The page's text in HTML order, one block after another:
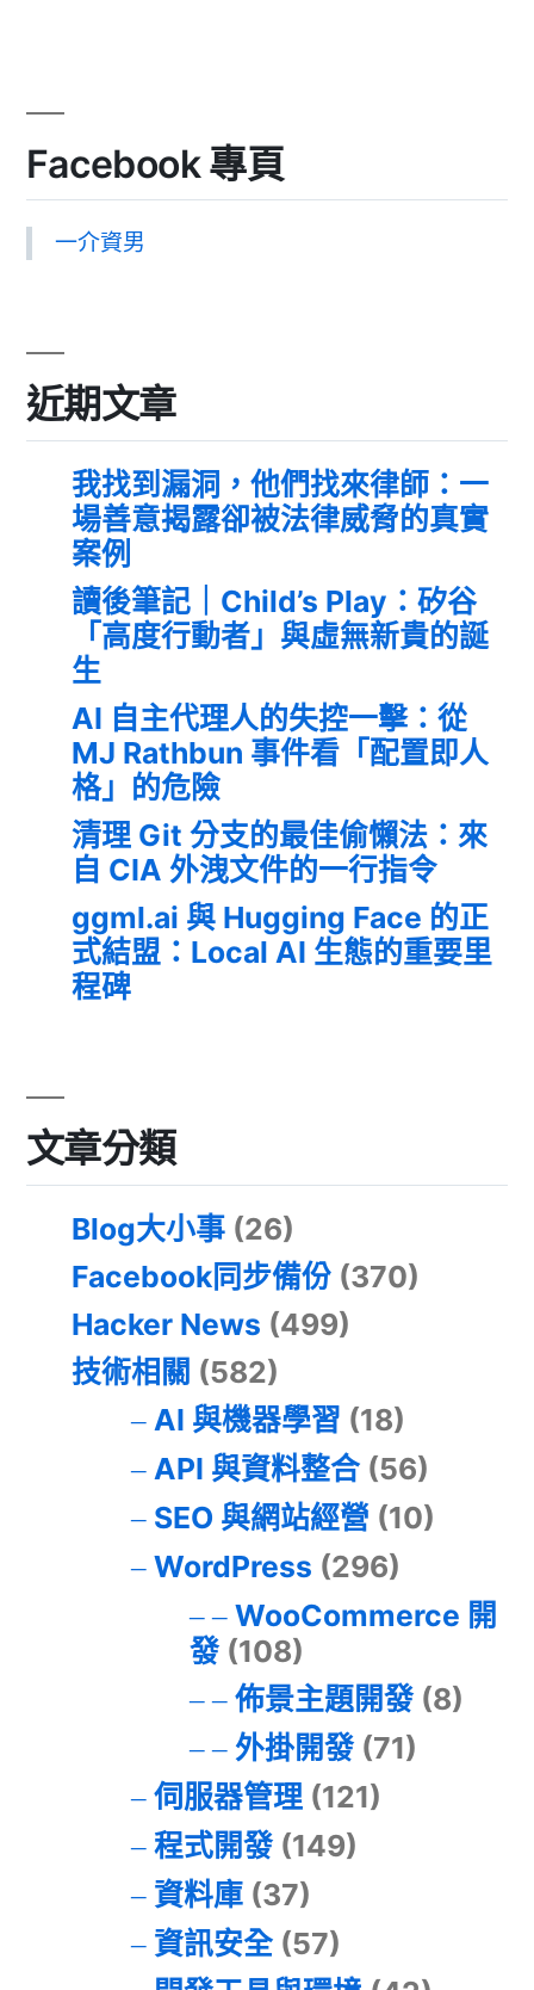
Facebook 專頁
一介資男
近期文章
我找到漏洞，他們找來律師：一
場善意揭露卻被法律威脅的真實
案例
讀後筆記｜Child’s Play：矽谷
「高度行動者」與虛無新貴的誕
生
AI 自主代理人的失控一擊：從
MJ Rathbun 事件看「配置即人
格」的危險
清理 Git 分支的最佳偷懶法：來
自 CIA 外洩文件的一行指令
ggml.ai 與 Hugging Face 的正
式結盟：Local AI 生態的重要里
程碑
文章分類
Blog大小事 (26)
Facebook同步備份 (370)
Hacker News (499)
技術相關 (582)
AI 與機器學習 (18)
API 與資料整合(56)
SEO 與網站經營 (10)
WordPress (296)
WooCommerce 開
發(108)
佈景主題開發(8)
外掛開發(71)
伺服器管理(121)
程式開發(149)
資料庫(37)
資訊安全(57)